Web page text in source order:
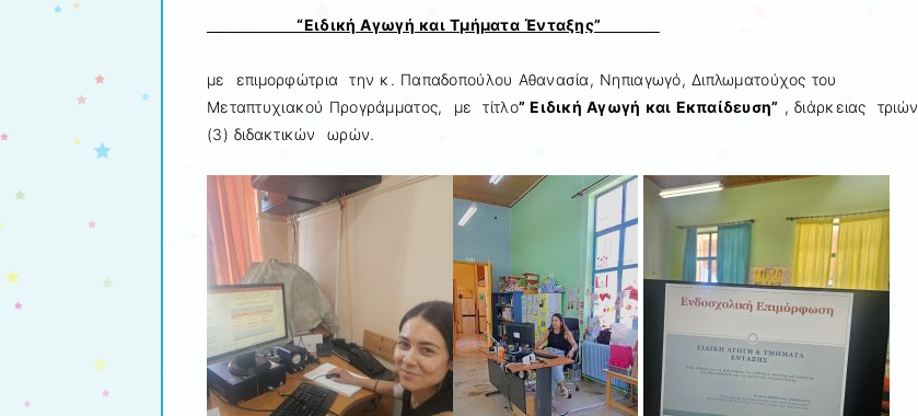
“Ειδική Αγωγή και Τμήματα Ένταξης”
με επιμορφώτρια την κ. Παπαδοπούλου Αθανασία, Νηπιαγωγό, Διπλωματούχος του
Μεταπτυχιακού Προγράμματος, με τίτλο” Ειδική Αγωγή και Εκπαίδευση” , διάρκειας τριών
(3) διδακτικών ωρών.